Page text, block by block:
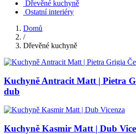
Dřevěné kuchyně
Ostatní interiéry
Domů
/
Dřevěné kuchyně
Kuchyně Antracit Matt | Pietra
dub
Kuchyně Kasmir Matt | Dub